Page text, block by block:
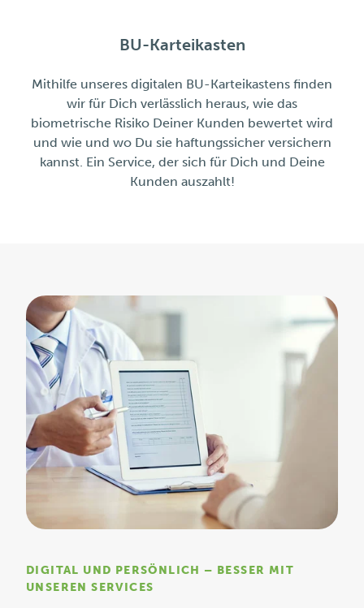
BU-Karteikasten
Mithilfe unseres digitalen BU-Karteikastens finden
wir für Dich verlässlich heraus, wie das
biometrische Risiko Deiner Kunden bewertet wird
und wie und wo Du sie haftungssicher versichern
kannst. Ein Service, der sich für Dich und Deine
Kunden auszahlt!
DIGITAL UND PERSÖNLICH – BESSER MIT
UNSEREN SERVICES